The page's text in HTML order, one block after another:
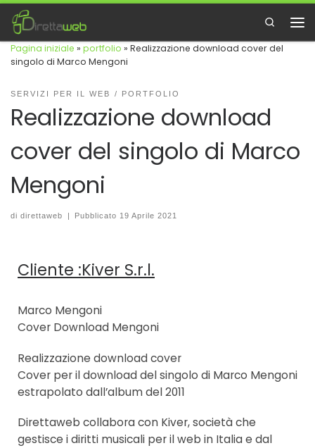
Passa al contenuto
Search
Pagina iniziale » portfolio » Realizzazione download cover del
singolo di Marco Mengoni
SERVIZI PER IL WEB PORTFOLIO
Realizzazione download
cover del singolo di Marco
Mengoni
di direttaweb | Pubblicato 19 Aprile 2021
Cliente :Kiver S.r.l.
Marco Mengoni
Cover Download Mengoni
Realizzazione download cover
Cover per il download del singolo di Marco Mengoni
estrapolato dall’album del 2011
Direttaweb collabora con Kiver, società che
gestisce i diritti musicali per il web in Italia e dal